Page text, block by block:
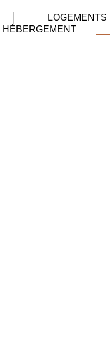
LOGEMENTS
HÉBERGEMENT